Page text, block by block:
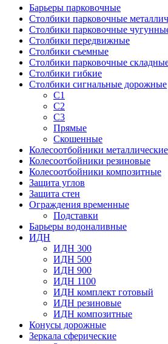
Барьеры парковочные
Столбики парковочные
Столбики парковочные
Столбики передвижные
Столбики съемные
Столбики парковочные
Столбики гибкие
Столбики сигнальные дорожные
С1
С2
С3
Прямые
Скошенные
Колесоотбойники металлические
Колесоотбойники резиновые
Колесоотбойники композитные
Защита углов
Защита стен
Ограждения временные
Подставки
Барьеры водоналивные
ИДН
ИДН 300
ИДН 500
ИДН 900
ИДН 1100
ИДН комплект готовый
ИДН резиновые
ИДН композитные
Конусы дорожные
Зеркала сферические